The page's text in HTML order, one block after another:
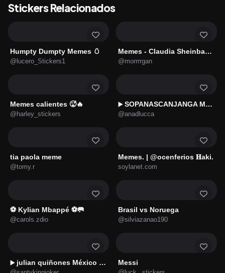
Stickers Relacionados
Humpty Dumpty Memes 🥚
@lucero_Stickers1
Memes - Claudia Sheinbaum 🇲🇽
@morrrrgan
Memes calientes 🥵🔥
@harley_stickers
▶️ SOPANASCANJANGA MEME
@anadlucca
tia paola meme
@tomy.r
Memes. | @ocenferios 𝐇aki.
soylanet.com
⚽ Kylian Mbappé ⚽🥅
@carols.zdio
Brasil vs Noruega
@silviazanao190
▶️ julian quiñones México 🇲🇽 Messi